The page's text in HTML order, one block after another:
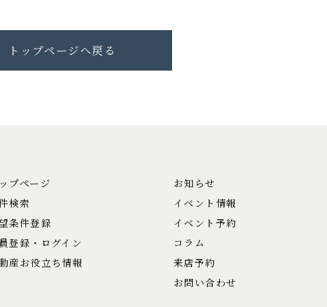
トップページへ戻る
プページ
検索
条件登録
登録・ログイン
産お役立ち情報
お知らせ
イベント情報
イベント予約
コラム
来店予約
お問い合わせ